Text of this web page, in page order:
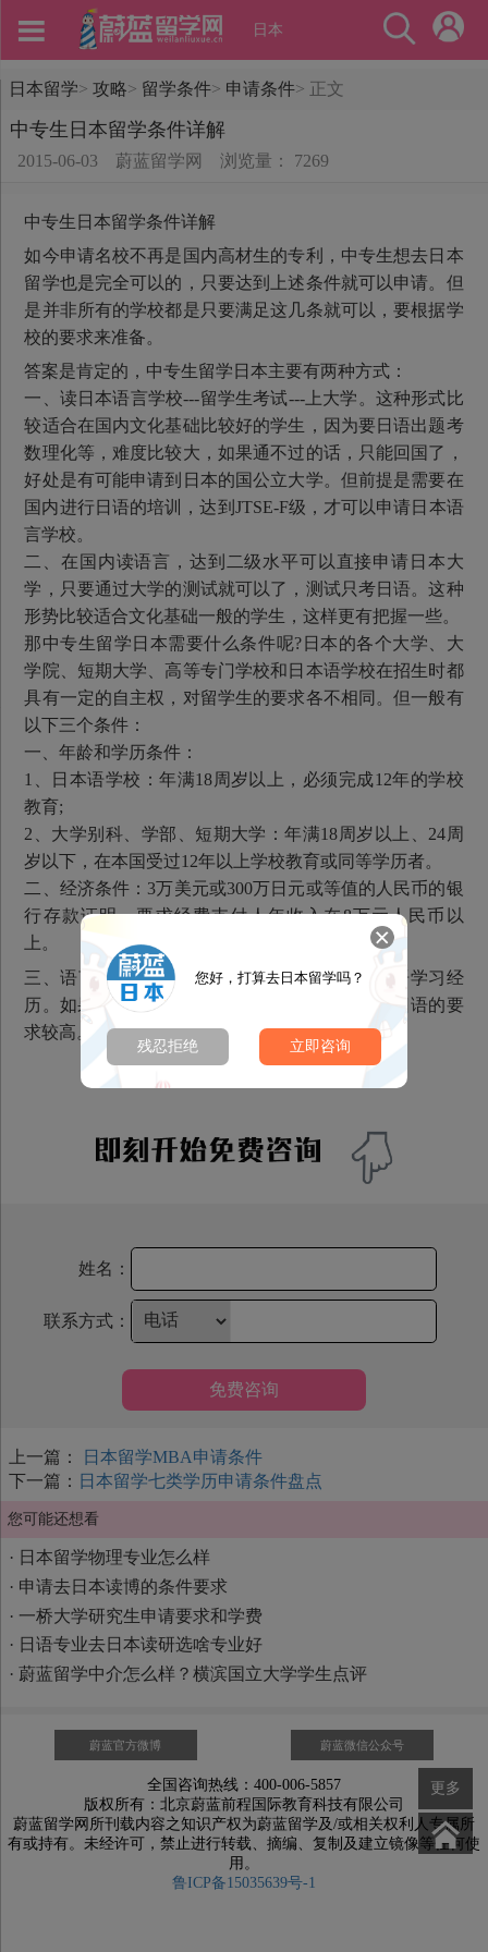
日本
日本留学> 攻略> 留学条件> 申请条件> 正文
中专生日本留学条件详解
2015-06-03 蔚蓝留学网 浏览量： 7269
中专生日本留学条件详解
如今申请名校不再是国内高材生的专利，中专生想去日本
留学也是完全可以的，只要达到上述条件就可以申请。但
是并非所有的学校都是只要满足这几条就可以，要根据学
校的要求来准备。
答案是肯定的，中专生留学日本主要有两种方式：
一、读日本语言学校---留学生考试---上大学。这种形式比
较适合在国内文化基础比较好的学生，因为要日语出题考
数理化等，难度比较大，如果通不过的话，只能回国了，
好处是有可能申请到日本的国公立大学。但前提是需要在
国内进行日语的培训，达到JTSE-F级，才可以申请日本语
言学校。
二、在国内读语言，达到二级水平可以直接申请日本大
学，只要通过大学的测试就可以了，测试只考日语。这种
形势比较适合文化基础一般的学生，这样更有把握一些。
那中专生留学日本需要什么条件呢?日本的各个大学、大
学院、短期大学、高等专门学校和日本语学校在招生时都
具有一定的自主权，对留学生的要求各不相同。但一般有
以下三个条件：
一、年龄和学历条件：
1、日本语学校：年满18周岁以上，必须完成12年的学校
教育;
2、大学别科、学部、短期大学：年满18周岁以上、24周
岁以下，在本国受过12年以上学校教育或同等学历者。
二、经济条件：3万美元或300万日元或等值的人民币的银
行存款证明，要求经费支付人年收入在8万元人民币以
上。
三、语言条件：拥有特别低要求为150小时的日语学习经
历。如果直接申请大学预科或大学、大学院，对日语的要
求较高。
姓名：
联系方式：
免费咨询
上一篇：
日本留学MBA申请条件
下一篇： 日本留学七类学历申请条件盘点
您可能还想看
· 日本留学物理专业怎么样
· 申请去日本读博的条件要求
· 一桥大学研究生申请要求和学费
· 日语专业去日本读研选啥专业好
· 蔚蓝留学中介怎么样？横滨国立大学学生点评
更多
蔚蓝官方微博 蔚蓝微信公众号
您好，打算去日本留学吗？
残忍拒绝 立即咨询
全国咨询热线：400-006-5857
版权所有：北京蔚蓝前程国际教育科技有限公司
蔚蓝留学网所刊载内容之知识产权为蔚蓝留学及/或相关权利人专属所
有或持有。未经许可，禁止进行转载、摘编、复制及建立镜像等任何使
用。
鲁ICP备15035639号-1